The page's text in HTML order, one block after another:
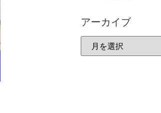
アーカイブ